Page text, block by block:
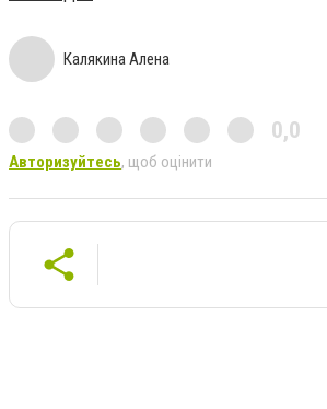
Калякина Алена
0,0
Авторизуйтесь, щоб оцінити